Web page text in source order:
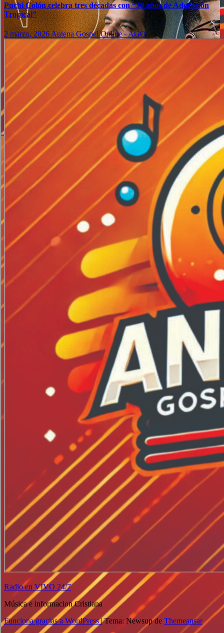
Puchi Colón celebra tres décadas con “30 años de Adoración
Tropical”
2 marzo, 2026Antena Gospel Online - AGO
Radio en VIVO 24/7
Música e informacion Cristiana
Funciona gracias a WordPress|Tema: Newsup de Themeansar